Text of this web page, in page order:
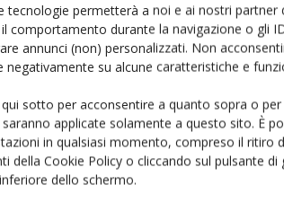
tecnologie permetterà a noi e ai nostri partner
comportamento durante la navigazione o gli
annunci (non) personalizzati. Non
negativamente su alcune caratteristiche e
qui sotto per acconsentire a quanto sopra o
saranno applicate solamente a questo sito. È
in qualsiasi momento, compreso il ritiro
della Cookie Policy o cliccando sul pulsante
dello schermo.
Moratoria di 30 mesi
degli allevatori, firmato
tra...